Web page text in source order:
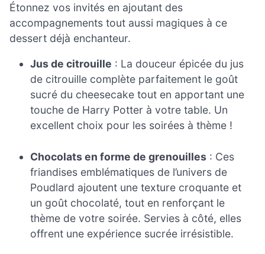
Étonnez vos invités en ajoutant des
accompagnements tout aussi magiques à ce
dessert déjà enchanteur.
Jus de citrouille : La douceur épicée du jus
de citrouille complète parfaitement le goût
sucré du cheesecake tout en apportant une
touche de Harry Potter à votre table. Un
excellent choix pour les soirées à thème !
Chocolats en forme de grenouilles : Ces
friandises emblématiques de l’univers de
Poudlard ajoutent une texture croquante et
un goût chocolaté, tout en renforçant le
thème de votre soirée. Servies à côté, elles
offrent une expérience sucrée irrésistible.